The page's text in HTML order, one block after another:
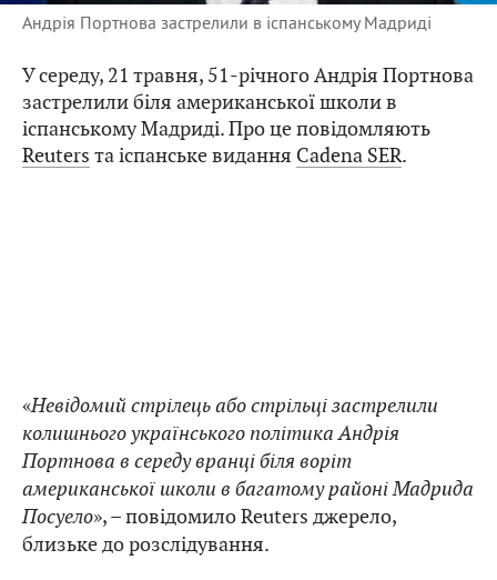
Андрія Портнова застрелили в іспанському Мадриді
У середу, 21 травня, 51-річного Андрія Портнова
застрелили біля американської школи в
іспанському Мадриді. Про це повідомляють
Reuters та іспанське видання Cadena SER.
«Невідомий стрілець або стрільці застрелили
колишнього українського політика Андрія
Портнова в середу вранці біля воріт
американської школи в багатому районі Мадрида
Посуело», – повідомило Reuters джерело,
близьке до розслідування.